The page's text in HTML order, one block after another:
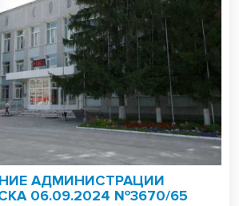
АДМИНИСТРАЦИИ
06.09.2024 №3670/65